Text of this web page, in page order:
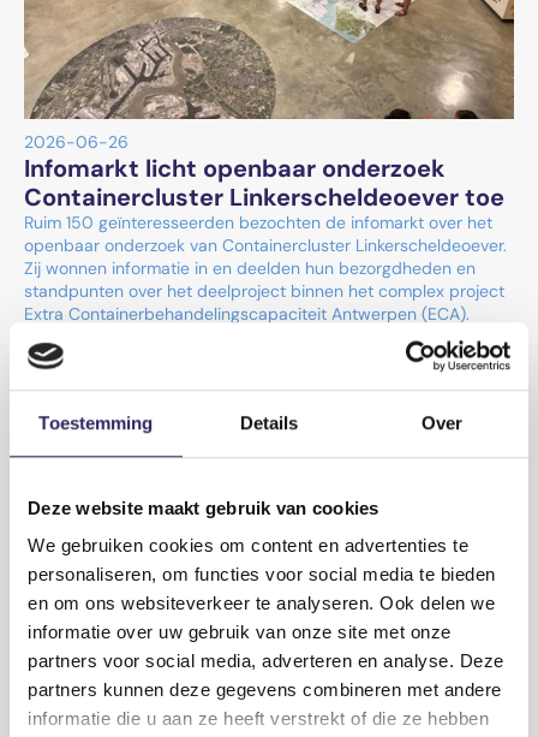
Toestemming Details Over
Deze website maakt gebruik van cookies
We gebruiken cookies om content en advertenties te
personaliseren, om functies voor social media te bieden
en om ons websiteverkeer te analyseren. Ook delen we
informatie over uw gebruik van onze site met onze
partners voor social media, adverteren en analyse. Deze
partners kunnen deze gegevens combineren met andere
informatie die u aan ze heeft verstrekt of die ze hebben
2026-06-26
Infomarkt licht openbaar onderzoek
Containercluster Linkerscheldeoever toe
Ruim 150 geïnteresseerden bezochten de infomarkt over het
openbaar onderzoek van Containercluster Linkerscheldeoever.
Zij wonnen informatie in en deelden hun bezorgdheden en
standpunten over het deelproject binnen het complex project
Extra Containerbehandelingscapaciteit Antwerpen (ECA).
Lees meer